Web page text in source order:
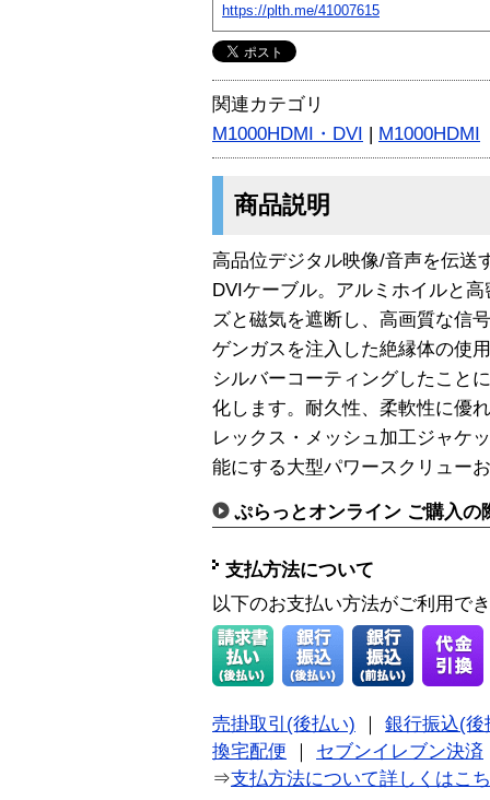
https://plth.me/41007615
関連カテゴリ
M1000HDMI・DVI | M1000HDMI
商品説明
高品位デジタル映像/音声を伝送
DVIケーブル。アルミホイルと
ズと磁気を遮断し、高画質な信
ゲンガスを注入した絶縁体の使
シルバーコーティングしたこと
化します。耐久性、柔軟性に優
レックス・メッシュ加工ジャケ
能にする大型パワースクリュー
ぷらっとオンライン ご購入の
支払方法について
以下のお支払い方法がご利用で
売掛取引(後払い)
銀行振込(後
換宅配便
セブンイレブン決済
⇒支払方法について詳しくはこ